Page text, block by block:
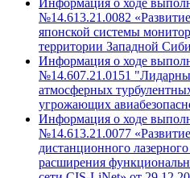
№14.613.21.0082
японской системы
территории Западной
Информация о ходе
№14.607.21.0151
атмосферных
угрожающих
Информация о ходе
№14.613.21.0077
дистанционного
расширения